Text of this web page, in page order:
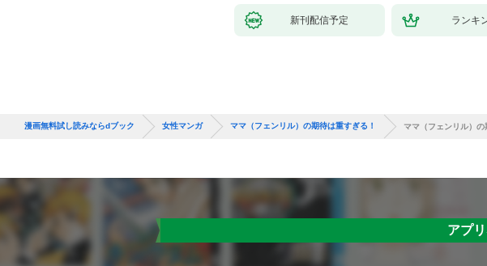
新刊配信予定 ランキ
漫画無料試し読みならdブック 女性マンガ ママ（フェンリル）の期待は重すぎる！ ママ（フェンリル）
アプ